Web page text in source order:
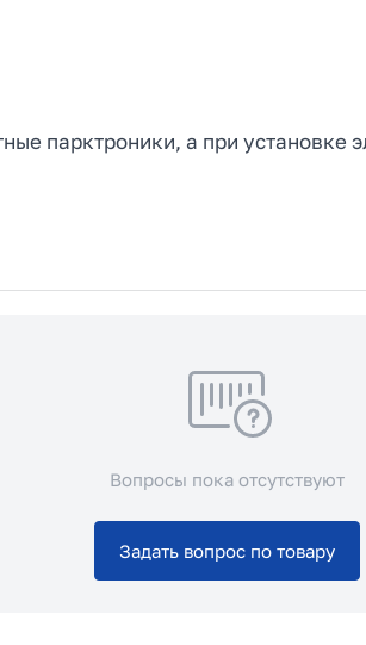
парктроники, а при установке
Вопросы пока отсутствуют
Задать вопрос по товару